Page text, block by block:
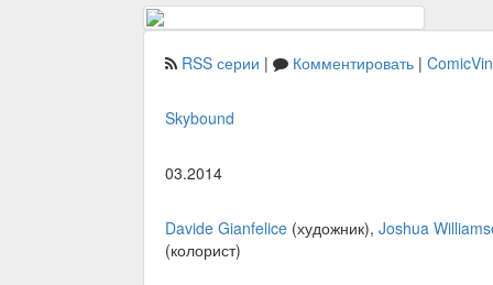
RSS серии | Комментировать |
Skybound
03.2014
Davide Gianfelice (художник), Joshua
(колорист)